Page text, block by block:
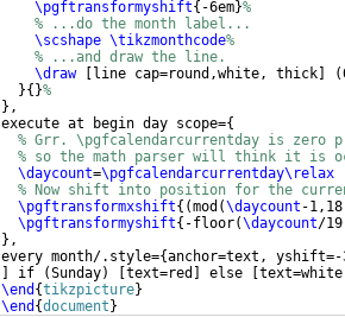
\pgftransformyshift{ -6em}%
% ...do the month label...
\scshape \tikzmonthcode%
% ...and draw the line.
\draw
line cap=round,white, thick (
}{ }%
} ,
execute at begin day scope={
% Grr. \pgfcalendarcurrentday is zero
% so the math parser will think it is
\daycount=\pgfcalendarcurrentday\relax
% Now shift into position for the
\pgftransformxshift{(mod (\daycount -1,18
\pgftransformyshift{ -floor(\daycount/19
} ,
every month/.style={anchor=text,
if (Sunday) text=red else text=white
\end {tikzpicture}
\end {document }